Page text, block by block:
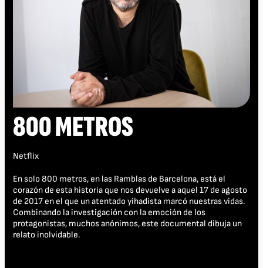
800 METROS
Netflix
En solo 800 metros, en las Ramblas de Barcelona, está el
corazón de esta historia que nos devuelve a aquel 17 de agosto
de 2017 en el que un atentado yihadista marcó nuestras vidas.
Combinando la investigación con la emoción de los
protagonistas, muchos anónimos, este documental dibuja un
relato inolvidable.